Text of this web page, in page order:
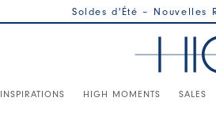
Soldes d'Été – Nouvelles
INSPIRATIONS HIGH MOMENTS SALES